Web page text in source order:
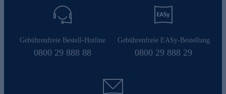
Gebührenfreie Bestell-Hotline
0800 29 888 88
Gebührenfreie EASy-Bestellung
0800 29 888 29